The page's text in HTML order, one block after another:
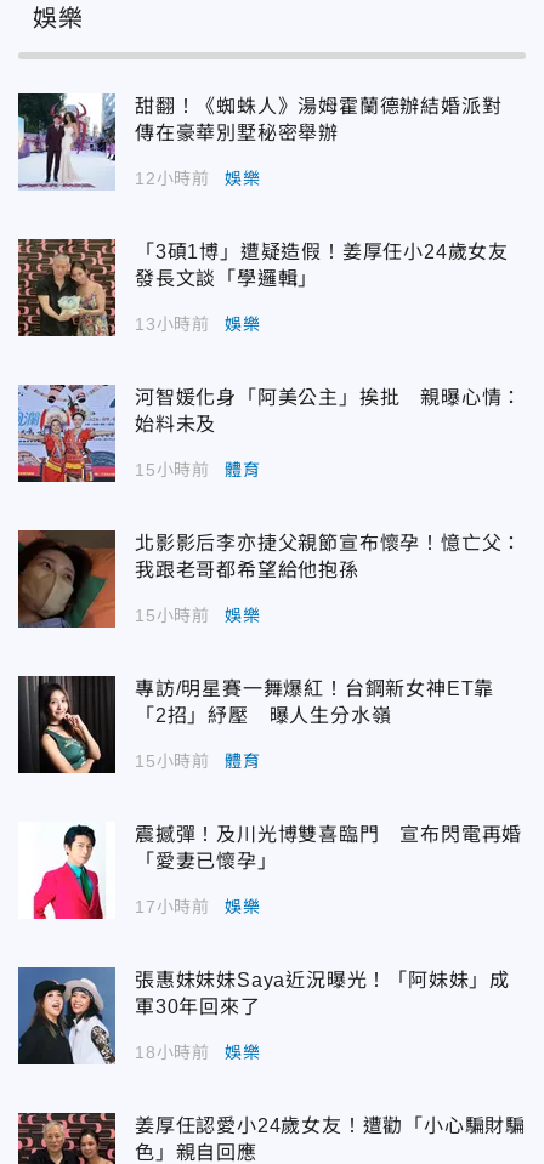
娛樂
甜翻！《蜘蛛人》湯姆霍蘭德辦結婚派對
傳在豪華別墅秘密舉辦
12小時前 娛樂
「3碩1博」遭疑造假！姜厚任小24歲女友
發長文談「學邏輯」
13小時前 娛樂
河智媛化身「阿美公主」挨批 親曝心情：
始料未及
15小時前 體育
北影影后李亦捷父親節宣布懷孕！憶亡父：
我跟老哥都希望給他抱孫
15小時前 娛樂
專訪/明星賽一舞爆紅！台鋼新女神ET靠
「2招」紓壓 曝人生分水嶺
15小時前 體育
震撼彈！及川光博雙喜臨門 宣布閃電再婚
「愛妻已懷孕」
17小時前 娛樂
張惠妹妹妹Saya近況曝光！「阿妹妹」成
軍30年回來了
18小時前 娛樂
姜厚任認愛小24歲女友！遭勸「小心騙財騙
色」親自回應